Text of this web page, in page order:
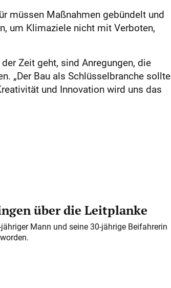
müssen Maßnahmen gebündelt und
um Klimaziele nicht mit Verboten,
Zeit geht, sind Anregungen, die
„Der Bau als Schlüsselbranche sollte
und Innovation wird uns das
über die Leitplanke
Mann und seine 30-jährige Beifahrerin